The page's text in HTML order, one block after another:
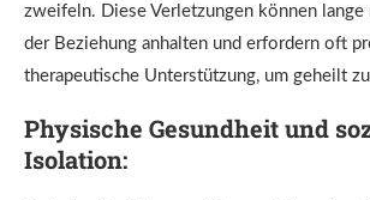
zweifeln. Diese Verletzungen können lange
der Beziehung anhalten und erfordern oft
therapeutische Unterstützung, um geheilt
Physische Gesundheit und
Isolation: